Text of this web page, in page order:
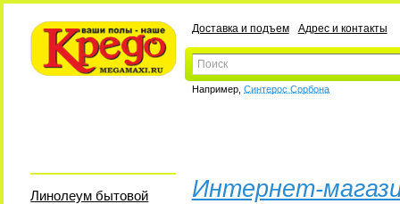
Доставка и подъем Адрес и контакты
Например, Синтерос Сорбона
Линолеум бытовой
Интернет-